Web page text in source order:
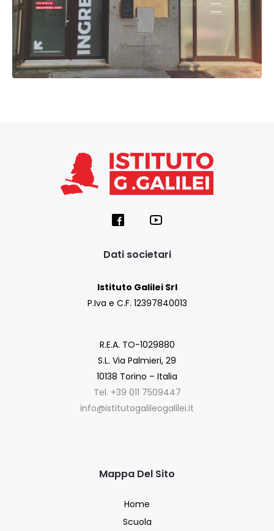
Dati societari
Istituto Galilei Srl
P.Iva e C.F. 12397840013
R.E.A. TO-1029880
S.L. Via Palmieri, 29
10138 Torino – Italia
Tel. +39 011 7509447
info@istitutogalileogalilei.it
Mappa Del Sito
Home
Scuola